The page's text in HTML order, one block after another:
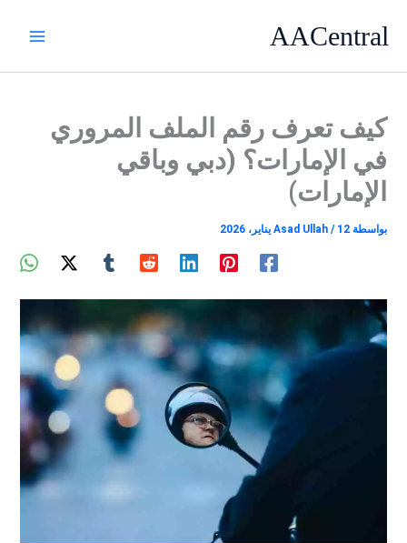
AACentral
كيف تعرف رقم الملف المروري
في الإمارات؟ (دبي وباقي
الإمارات)
بواسطة Asad Ullah / 12 يناير، 2026